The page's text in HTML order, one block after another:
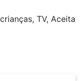
TV, Aceita